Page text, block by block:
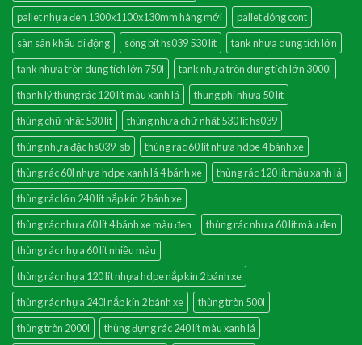
pallet nhựa đen 1300x1100x130mm hàng mới
pallet đóng cont
sàn sân khấu di động
sóng bít hs039 530 lít
tank nhựa dung tích lớn
tank nhựa tròn dung tích lớn 750l
tank nhựa tròn dung tích lớn 3000l
thanh lý thùng rác 120 lít màu xanh lá
thung phi nhựa 50 lít
thùng chữ nhật 530 lít
thùng nhựa chữ nhật 530 lít hs039
thùng nhựa đặc hs039-sb
thùng rác 60 lít nhựa hdpe 4 bánh xe
thùng rác 60l nhựa hdpe xanh lá 4 bánh xe
thùng rác 120 lít màu xanh lá
thùng rác lớn 240 lít nắp kín 2 bánh xe
thùng rác nhưa 60 lít 4 bánh xe màu đen
thùng rác nhưa 60 lít màu đen
thùng rác nhựa 60 lít nhiều màu
thùng rác nhựa 120 lít nhựa hdpe nắp kín 2 bánh xe
thùng rác nhựa 240l nắp kín 2 bánh xe
thùng tròn 500l
thùng tròn 2000l
thùng đựng rác 240 lít màu xanh lá